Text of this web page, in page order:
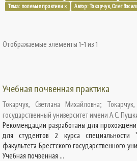
Тема: полевые практики ×
Автор: Токарчук, Олег
Отображаемые элементы 1-1 из 1
Учебная почвенная практика
Токарчук, Светлана Михайловна;
государственный университет имени А.С.
Рекомендации разработаны для
для студентов 2 курса специальности
факультета Брестского государственного
Учебная почвенная ...